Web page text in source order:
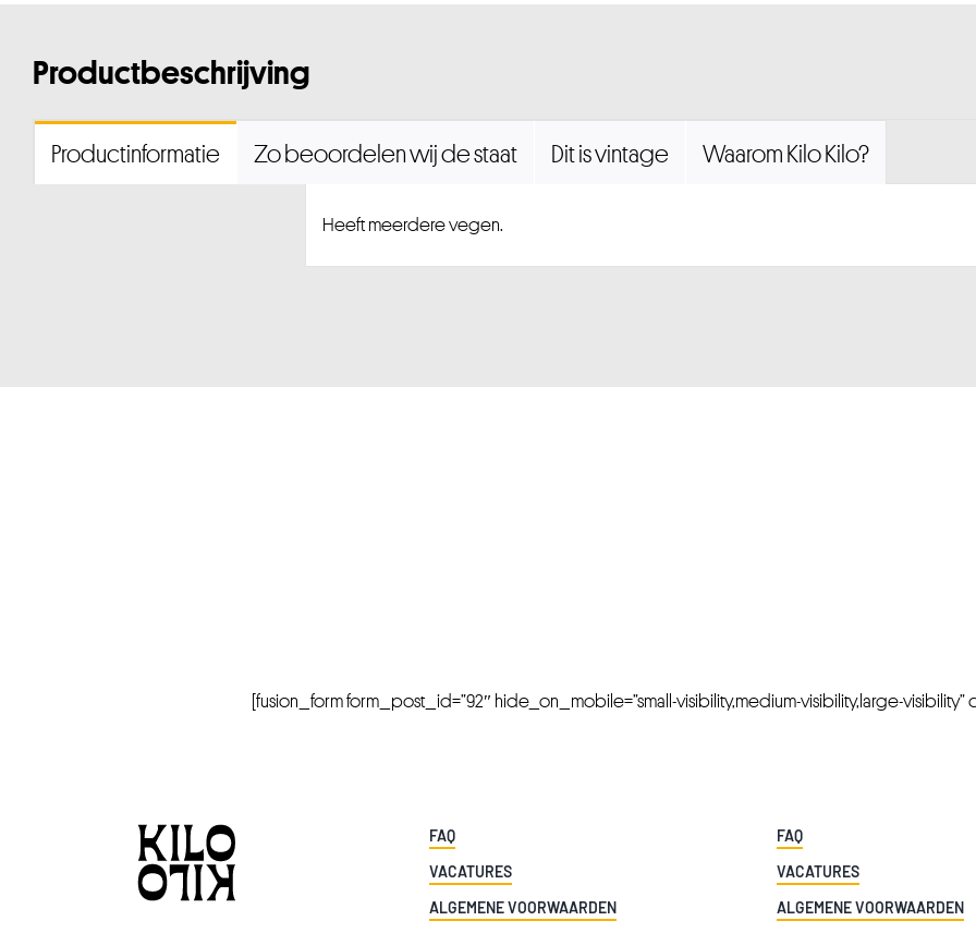
Productbeschrijving
Productinformatie Zo beoordelen wij de staat Dit is vintage Waarom Kilo Kilo?
Heeft meerdere vegen.
[fusion_form form_post_id=”92″ hide_on_mobile=”small-visibility,medium-visibility,large-visibility”
FAQ
VACATURES
ALGEMENE VOORWAARDEN
FAQ
VACATURES
ALGEMENE VOORWAARDEN